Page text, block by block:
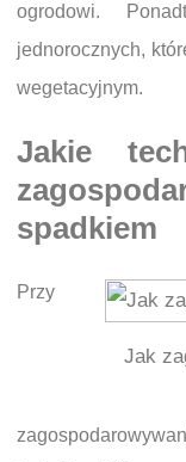
ogrodowi.
jednorocznych,
wegetacyjnym.
Jakie
spadkiem
Jak
Przy